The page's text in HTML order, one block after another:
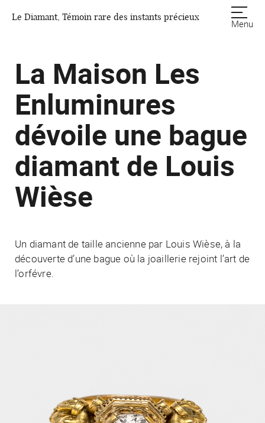
Le Diamant, Témoin rare des instants précieux
Menu
La Maison Les
Enluminures
dévoile une bague
diamant de Louis
Wièse
Un diamant de taille ancienne par Louis Wièse, à la
découverte d’une bague où la joaillerie rejoint l’art de
l’orfévre.